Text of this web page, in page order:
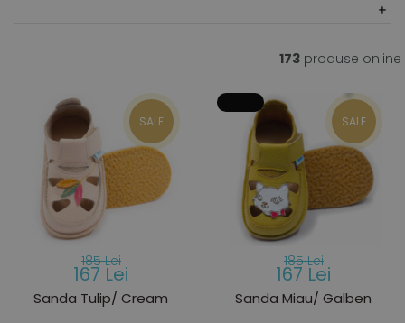
173produse online
SALE
185 Lei
167 Lei
Sanda Tulip/ Cream
SALE
185 Lei
167 Lei
Sanda Miau/ Galben